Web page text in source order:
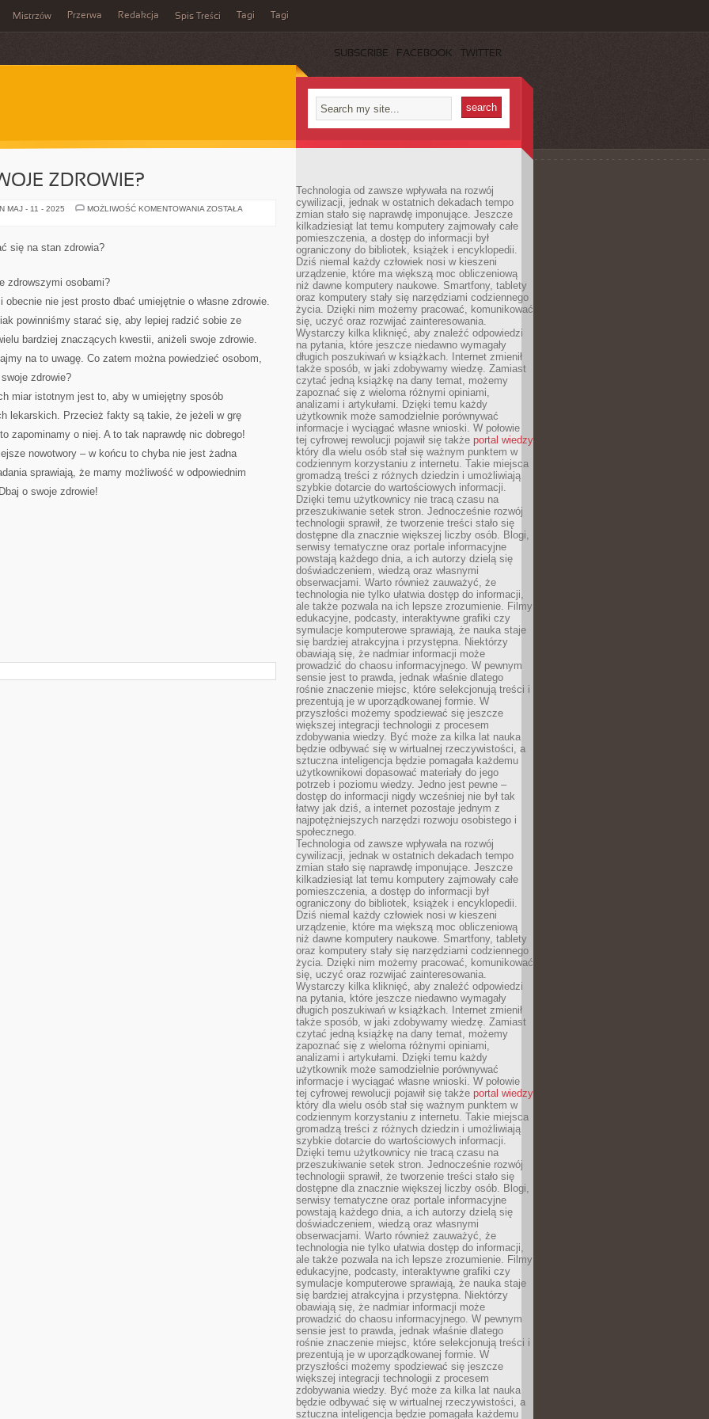
Mistrzów Przerwa Redakcja Spis Treści Tagi Tagi
SUBSCRIBE FACEBOOK TWITTER
ZDROWIE?
MAJ - 11 - 2025 MOŻLIWOŚĆ KOMENTOWANIA JAK
ZOSTAŁA
się na stan zdrowia?
zdrowszymi osobami?
nie jest prosto dbać umiejętnie o własne zdrowie.
powinniśmy starać się, aby lepiej radzić sobie ze
bardziej znaczących kwestii, aniżeli swoje zdrowie.
na to uwagę. Co zatem można powiedzieć osobom,
zdrowie?
miar istotnym jest to, aby w umiejętny sposób
lekarskich. Przecież fakty są takie, że jeżeli w grę
zapominamy o niej. A to tak naprawdę nic dobrego!
nowotwory – w końcu to chyba nie jest żadna
sprawiają, że mamy możliwość w odpowiednim
o swoje zdrowie!
Technologia od zawsze wpływała na rozwój
cywilizacji, jednak w ostatnich dekadach tempo
zmian stało się naprawdę imponujące. Jeszcze
kilkadziesiąt lat temu komputery zajmowały całe
pomieszczenia, a dostęp do informacji był
ograniczony do bibliotek, książek i encyklopedii.
Dziś niemal każdy człowiek nosi w kieszeni
urządzenie, które ma większą moc obliczeniową
niż dawne komputery naukowe. Smartfony, tablety
oraz komputery stały się narzędziami codziennego
życia. Dzięki nim możemy pracować, komunikować
się, uczyć oraz rozwijać zainteresowania.
Wystarczy kilka kliknięć, aby znaleźć odpowiedzi
na pytania, które jeszcze niedawno wymagały
długich poszukiwań w książkach. Internet zmienił
także sposób, w jaki zdobywamy wiedzę. Zamiast
czytać jedną książkę na dany temat, możemy
zapoznać się z wieloma różnymi opiniami,
analizami i artykułami. Dzięki temu każdy
użytkownik może samodzielnie porównywać
informacje i wyciągać własne wnioski. W połowie
tej cyfrowej rewolucji pojawił się także portal wiedzy
który dla wielu osób stał się ważnym punktem w
codziennym korzystaniu z internetu. Takie miejsca
gromadzą treści z różnych dziedzin i umożliwiają
szybkie dotarcie do wartościowych informacji.
Dzięki temu użytkownicy nie tracą czasu na
przeszukiwanie setek stron. Jednocześnie rozwój
technologii sprawił, że tworzenie treści stało się
dostępne dla znacznie większej liczby osób. Blogi,
serwisy tematyczne oraz portale informacyjne
powstają każdego dnia, a ich autorzy dzielą się
doświadczeniem, wiedzą oraz własnymi
obserwacjami. Warto również zauważyć, że
technologia nie tylko ułatwia dostęp do informacji,
ale także pozwala na ich lepsze zrozumienie. Filmy
edukacyjne, podcasty, interaktywne grafiki czy
symulacje komputerowe sprawiają, że nauka staje
się bardziej atrakcyjna i przystępna. Niektórzy
obawiają się, że nadmiar informacji może
prowadzić do chaosu informacyjnego. W pewnym
sensie jest to prawda, jednak właśnie dlatego
rośnie znaczenie miejsc, które selekcjonują treści i
prezentują je w uporządkowanej formie. W
przyszłości możemy spodziewać się jeszcze
większej integracji technologii z procesem
zdobywania wiedzy. Być może za kilka lat nauka
będzie odbywać się w wirtualnej rzeczywistości, a
sztuczna inteligencja będzie pomagała każdemu
użytkownikowi dopasować materiały do jego
potrzeb i poziomu wiedzy. Jedno jest pewne –
dostęp do informacji nigdy wcześniej nie był tak
łatwy jak dziś, a internet pozostaje jednym z
najpotężniejszych narzędzi rozwoju osobistego i
społecznego.
Technologia od zawsze wpływała na rozwój
cywilizacji, jednak w ostatnich dekadach tempo
zmian stało się naprawdę imponujące. Jeszcze
kilkadziesiąt lat temu komputery zajmowały całe
pomieszczenia, a dostęp do informacji był
ograniczony do bibliotek, książek i encyklopedii.
Dziś niemal każdy człowiek nosi w kieszeni
urządzenie, które ma większą moc obliczeniową
niż dawne komputery naukowe. Smartfony, tablety
oraz komputery stały się narzędziami codziennego
życia. Dzięki nim możemy pracować, komunikować
się, uczyć oraz rozwijać zainteresowania.
Wystarczy kilka kliknięć, aby znaleźć odpowiedzi
na pytania, które jeszcze niedawno wymagały
długich poszukiwań w książkach. Internet zmienił
także sposób, w jaki zdobywamy wiedzę. Zamiast
czytać jedną książkę na dany temat, możemy
zapoznać się z wieloma różnymi opiniami,
analizami i artykułami. Dzięki temu każdy
użytkownik może samodzielnie porównywać
informacje i wyciągać własne wnioski. W połowie
tej cyfrowej rewolucji pojawił się także portal wiedzy
który dla wielu osób stał się ważnym punktem w
codziennym korzystaniu z internetu. Takie miejsca
gromadzą treści z różnych dziedzin i umożliwiają
szybkie dotarcie do wartościowych informacji.
Dzięki temu użytkownicy nie tracą czasu na
przeszukiwanie setek stron. Jednocześnie rozwój
technologii sprawił, że tworzenie treści stało się
dostępne dla znacznie większej liczby osób. Blogi,
serwisy tematyczne oraz portale informacyjne
powstają każdego dnia, a ich autorzy dzielą się
doświadczeniem, wiedzą oraz własnymi
obserwacjami. Warto również zauważyć, że
technologia nie tylko ułatwia dostęp do informacji,
ale także pozwala na ich lepsze zrozumienie. Filmy
edukacyjne, podcasty, interaktywne grafiki czy
symulacje komputerowe sprawiają, że nauka staje
się bardziej atrakcyjna i przystępna. Niektórzy
obawiają się, że nadmiar informacji może
prowadzić do chaosu informacyjnego. W pewnym
sensie jest to prawda, jednak właśnie dlatego
rośnie znaczenie miejsc, które selekcjonują treści i
prezentują je w uporządkowanej formie. W
przyszłości możemy spodziewać się jeszcze
większej integracji technologii z procesem
zdobywania wiedzy. Być może za kilka lat nauka
będzie odbywać się w wirtualnej rzeczywistości, a
sztuczna inteligencja będzie pomagała każdemu